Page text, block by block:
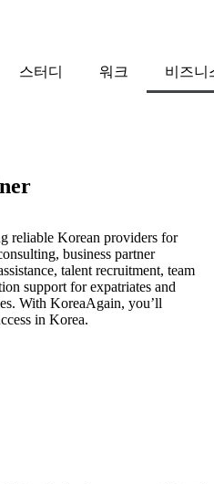
스터디 워크 비즈니
reliable Korean providers for
business partner
talent recruitment, team
support for expatriates and
With KoreaAgain, you’ll
in Korea.